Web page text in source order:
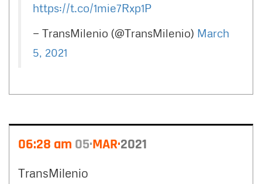
https://t.co/1mie7Rxp1P
— TransMilenio (@TransMilenio) March
5, 2021
06:28 am 05 MAR 2021
TransMilenio